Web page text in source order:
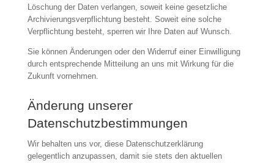
Löschung der Daten verlangen, soweit keine gesetzliche
Archivierungsverpflichtung besteht. Soweit eine solche
Verpflichtung besteht, sperren wir Ihre Daten auf Wunsch.
Sie können Änderungen oder den Widerruf einer Einwilligung
durch entsprechende Mitteilung an uns mit Wirkung für die
Zukunft vornehmen.
Änderung unserer
Datenschutzbestimmungen
Wir behalten uns vor, diese Datenschutzerklärung
gelegentlich anzupassen, damit sie stets den aktuellen